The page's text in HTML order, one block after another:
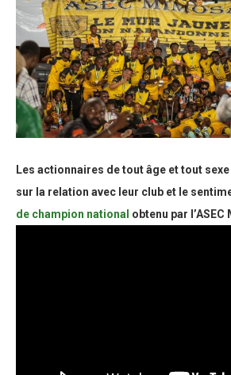
Les actionnaires de tout âge et tout
sur la relation avec leur club et le
de champion national obtenu par